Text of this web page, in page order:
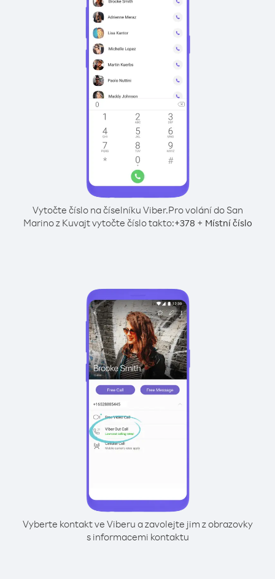
Vytočte číslo na číselníku Viber.Pro volání do San
Marino z Kuvajt vytočte číslo takto:+378 + Místní číslo
Vyberte kontakt ve Viberu a zavolejte jim z obrazovky
s informacemi kontaktu